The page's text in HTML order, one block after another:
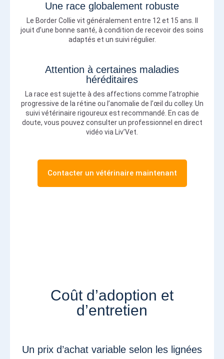
Une race globalement robuste
Le Border Collie vit généralement entre 12 et 15 ans. Il
jouit d’une bonne santé, à condition de recevoir des soins
adaptés et un suivi régulier.
Attention à certaines maladies
héréditaires
La race est sujette à des affections comme l’atrophie
progressive de la rétine ou l’anomalie de l’œil du colley. Un
suivi vétérinaire rigoureux est recommandé. En cas de
doute, vous pouvez consulter un professionnel en direct
vidéo via Liv’Vet.
Contacter un vétérinaire maintenant
Coût d’adoption et
d’entretien
Un prix d’achat variable selon les lignées